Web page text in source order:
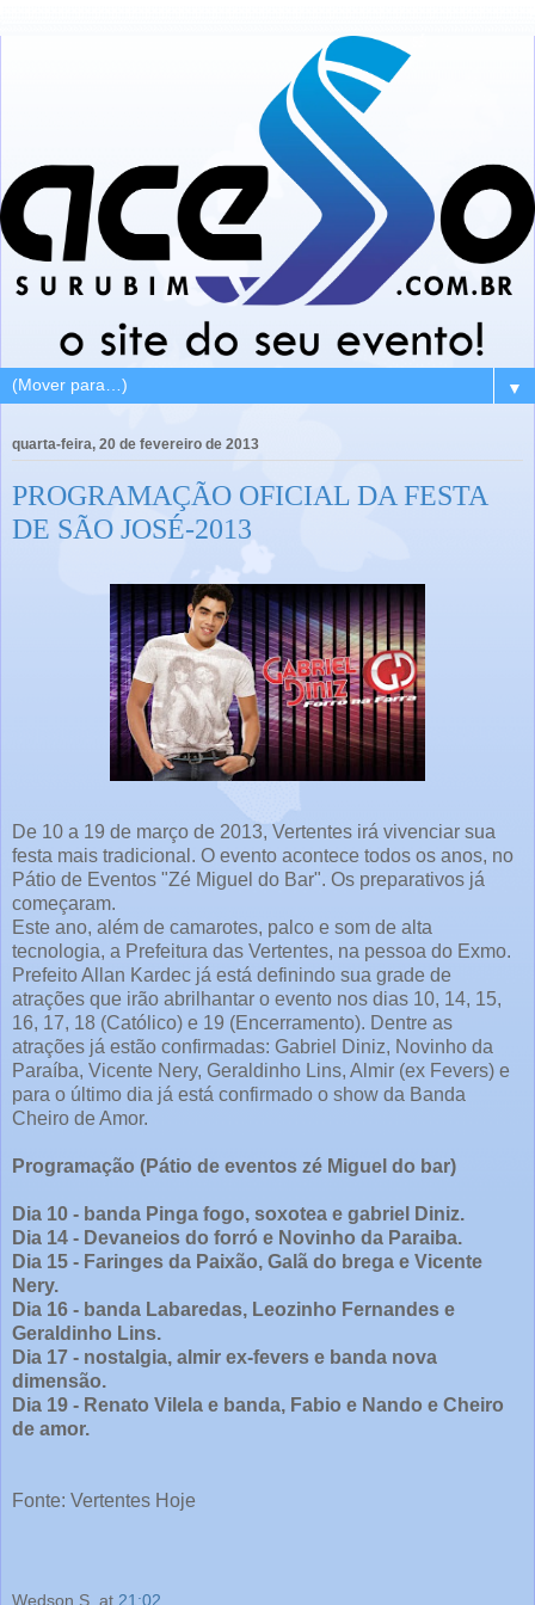
▼
quarta-feira, 20 de fevereiro de 2013
PROGRAMAÇÃO OFICIAL DA FESTA
DE SÃO JOSÉ-2013
De 10 a 19 de março de 2013, Vertentes irá vivenciar sua
festa mais tradicional. O evento acontece todos os anos, no
Pátio de Eventos "Zé Miguel do Bar". Os preparativos já
começaram.
Este ano, além de camarotes, palco e som de alta
tecnologia, a Prefeitura das Vertentes, na pessoa do Exmo.
Prefeito Allan Kardec já está definindo sua grade de
atrações que irão abrilhantar o evento nos dias 10, 14, 15,
16, 17, 18 (Católico) e 19 (Encerramento). Dentre as
atrações já estão confirmadas: Gabriel Diniz, Novinho da
Paraíba, Vicente Nery, Geraldinho Lins, Almir (ex Fevers) e
para o último dia já está confirmado o show da Banda
Cheiro de Amor.
Programação (Pátio de eventos zé Miguel do bar)
Dia 10 - banda Pinga fogo, soxotea e gabriel Diniz.
Dia 14 - Devaneios do forró e Novinho da Paraiba.
Dia 15 - Faringes da Paixão, Galã do brega e Vicente
Nery.
Dia 16 - banda Labaredas, Leozinho Fernandes e
Geraldinho Lins.
Dia 17 - nostalgia, almir ex-fevers e banda nova
dimensão.
Dia 19 - Renato Vilela e banda, Fabio e Nando e Cheiro
de amor.
Fonte: Vertentes Hoje
Wedson S. at 21:02